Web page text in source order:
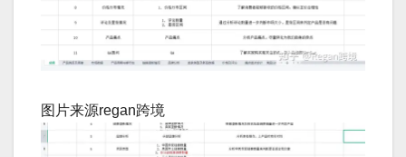
图片来源regan跨境